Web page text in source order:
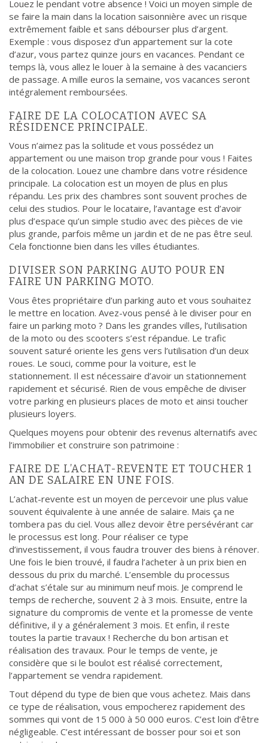
Louez le pendant votre absence ! Voici un moyen simple de
se faire la main dans la location saisonnière avec un risque
extrêmement faible et sans débourser plus d’argent.
Exemple : vous disposez d’un appartement sur la cote
d’azur, vous partez quinze jours en vacances. Pendant ce
temps là, vous allez le louer à la semaine à des vacanciers
de passage. A mille euros la semaine, vos vacances seront
intégralement remboursées.
FAIRE DE LA COLOCATION AVEC SA
RÉSIDENCE PRINCIPALE.
Vous n’aimez pas la solitude et vous possédez un
appartement ou une maison trop grande pour vous ! Faites
de la colocation. Louez une chambre dans votre résidence
principale. La colocation est un moyen de plus en plus
répandu. Les prix des chambres sont souvent proches de
celui des studios. Pour le locataire, l’avantage est d’avoir
plus d’espace qu’un simple studio avec des pièces de vie
plus grande, parfois même un jardin et de ne pas être seul.
Cela fonctionne bien dans les villes étudiantes.
DIVISER SON PARKING AUTO POUR EN
FAIRE UN PARKING MOTO.
Vous êtes propriétaire d’un parking auto et vous souhaitez
le mettre en location. Avez-vous pensé à le diviser pour en
faire un parking moto ? Dans les grandes villes, l’utilisation
de la moto ou des scooters s’est répandue. Le trafic
souvent saturé oriente les gens vers l’utilisation d’un deux
roues. Le souci, comme pour la voiture, est le
stationnement. Il est nécessaire d’avoir un stationnement
rapidement et sécurisé. Rien de vous empêche de diviser
votre parking en plusieurs places de moto et ainsi toucher
plusieurs loyers.
Quelques moyens pour obtenir des revenus alternatifs avec
l’immobilier et construire son patrimoine :
FAIRE DE L’ACHAT-REVENTE ET TOUCHER 1
AN DE SALAIRE EN UNE FOIS.
L’achat-revente est un moyen de percevoir une plus value
souvent équivalente à une année de salaire. Mais ça ne
tombera pas du ciel. Vous allez devoir être persévérant car
le processus est long. Pour réaliser ce type
d’investissement, il vous faudra trouver des biens à rénover.
Une fois le bien trouvé, il faudra l’acheter à un prix bien en
dessous du prix du marché. L’ensemble du processus
d’achat s’étale sur au minimum neuf mois. Je comprend le
temps de recherche, souvent 2 à 3 mois. Ensuite, entre la
signature du compromis de vente et la promesse de vente
définitive, il y a généralement 3 mois. Et enfin, il reste
toutes la partie travaux ! Recherche du bon artisan et
réalisation des travaux. Pour le temps de vente, je
considère que si le boulot est réalisé correctement,
l’appartement se vendra rapidement.
Tout dépend du type de bien que vous achetez. Mais dans
ce type de réalisation, vous empocherez rapidement des
sommes qui vont de 15 000 à 50 000 euros. C’est loin d’être
négligeable. C’est intéressant de bosser pour soi et son